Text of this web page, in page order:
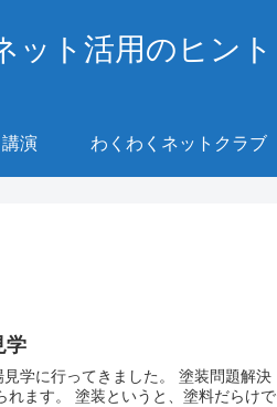
ット活用のヒント
演 わくわくネットクラブ
学
学に行ってきました。 塗装問題解決
れます。 塗装というと、塗料だらけで